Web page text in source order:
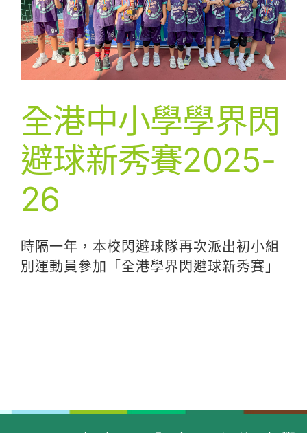
全港中小學學界閃
避球新秀賽2025-
26
時隔一年，本校閃避球隊再次派出初小組
別運動員參加「全港學界閃避球新秀賽」